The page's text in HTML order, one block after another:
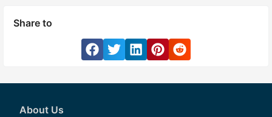
Share to
About Us